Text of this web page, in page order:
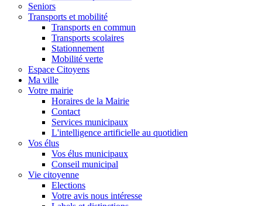
Seniors
Transports et mobilité
Transports en commun
Transports scolaires
Stationnement
Mobilité verte
Espace Citoyens
Ma ville
Votre mairie
Horaires de la Mairie
Contact
Services municipaux
L'intelligence artificielle au quotidien
Vos élus
Vos élus municipaux
Conseil municipal
Vie citoyenne
Elections
Votre avis nous intéresse